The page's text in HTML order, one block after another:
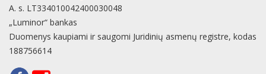
A. s. LT334010042400030048
„Luminor“ bankas
Duomenys kaupiami ir saugomi Juridinių asmenų registre, kodas
188756614